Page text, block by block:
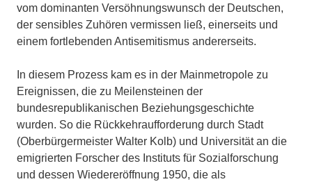
vom dominanten Versöhnungswunsch der Deutschen,
der sensibles Zuhören vermissen ließ, einerseits und
einem fortlebenden Antisemitismus andererseits.
In diesem Prozess kam es in der Mainmetropole zu
Ereignissen, die zu Meilensteinen der
bundesrepublikanischen Beziehungsgeschichte
wurden. So die Rückkehraufforderung durch Stadt
(Oberbürgermeister Walter Kolb) und Universität an die
emigrierten Forscher des Instituts für Sozialforschung
und dessen Wiedereröffnung 1950, die als